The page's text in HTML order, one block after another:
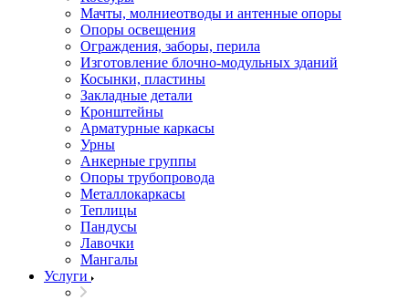
Мачты, молниеотводы и антенные опоры
Опоры освещения
Ограждения, заборы, перила
Изготовление блочно-модульных зданий
Косынки, пластины
Закладные детали
Кронштейны
Арматурные каркасы
Урны
Анкерные группы
Опоры трубопровода
Металлокаркасы
Теплицы
Пандусы
Лавочки
Мангалы
Услуги